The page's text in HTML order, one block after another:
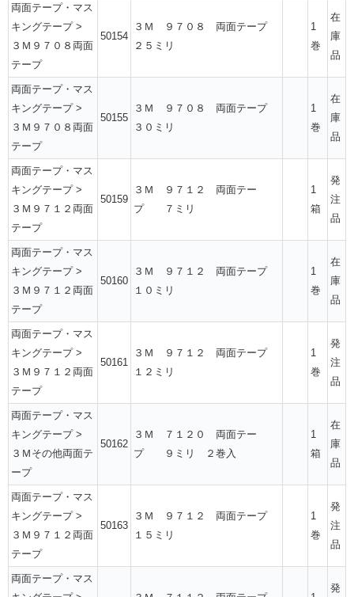
両面テープ・マス
キングテープ >
３Ｍ９７０８両面
テープ
50154
３Ｍ ９７０８ 両面テープ
２５ミリ
1
巻
在
庫
品
両面テープ・マス
キングテープ >
３Ｍ９７０８両面
テープ
50155
３Ｍ ９７０８ 両面テープ
３０ミリ
1
巻
在
庫
品
両面テープ・マス
キングテープ >
３Ｍ９７１２両面
テープ
50159
３Ｍ ９７１２ 両面テー
プ ７ミリ
1
箱
発
注
品
両面テープ・マス
キングテープ >
３Ｍ９７１２両面
テープ
50160
３Ｍ ９７１２ 両面テープ
１０ミリ
1
巻
在
庫
品
両面テープ・マス
キングテープ >
３Ｍ９７１２両面
テープ
50161
３Ｍ ９７１２ 両面テープ
１２ミリ
1
巻
発
注
品
両面テープ・マス
キングテープ >
３Ｍその他両面テ
ープ
50162
３Ｍ ７１２０ 両面テー
プ ９ミリ ２巻入
1
箱
在
庫
品
両面テープ・マス
キングテープ >
３Ｍ９７１２両面
テープ
50163
３Ｍ ９７１２ 両面テープ
１５ミリ
1
巻
発
注
品
両面テープ・マス
発